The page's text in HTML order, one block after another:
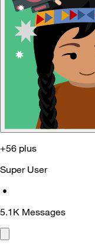
+56 plus
Super User
•
5.1K Messages